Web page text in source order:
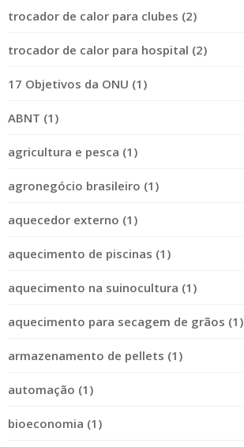
trocador de calor para clubes (2)
trocador de calor para hospital (2)
17 Objetivos da ONU (1)
ABNT (1)
agricultura e pesca (1)
agronegócio brasileiro (1)
aquecedor externo (1)
aquecimento de piscinas (1)
aquecimento na suinocultura (1)
aquecimento para secagem de grãos (1)
armazenamento de pellets (1)
automação (1)
bioeconomia (1)